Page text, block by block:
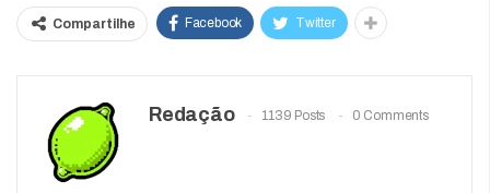
Compartilhe Facebook Twitter
Redação 1139 Posts 0 Comments